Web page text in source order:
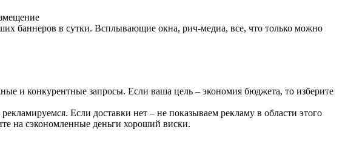
баннеров в сутки. Всплывающие окна, рич-медиа, все, что только можно
и конкурентные запросы. Если ваша цель – экономия бюджета, то изберите
Если доставки нет – не показываем рекламу в области этого
на сэкономленные деньги хороший виски.